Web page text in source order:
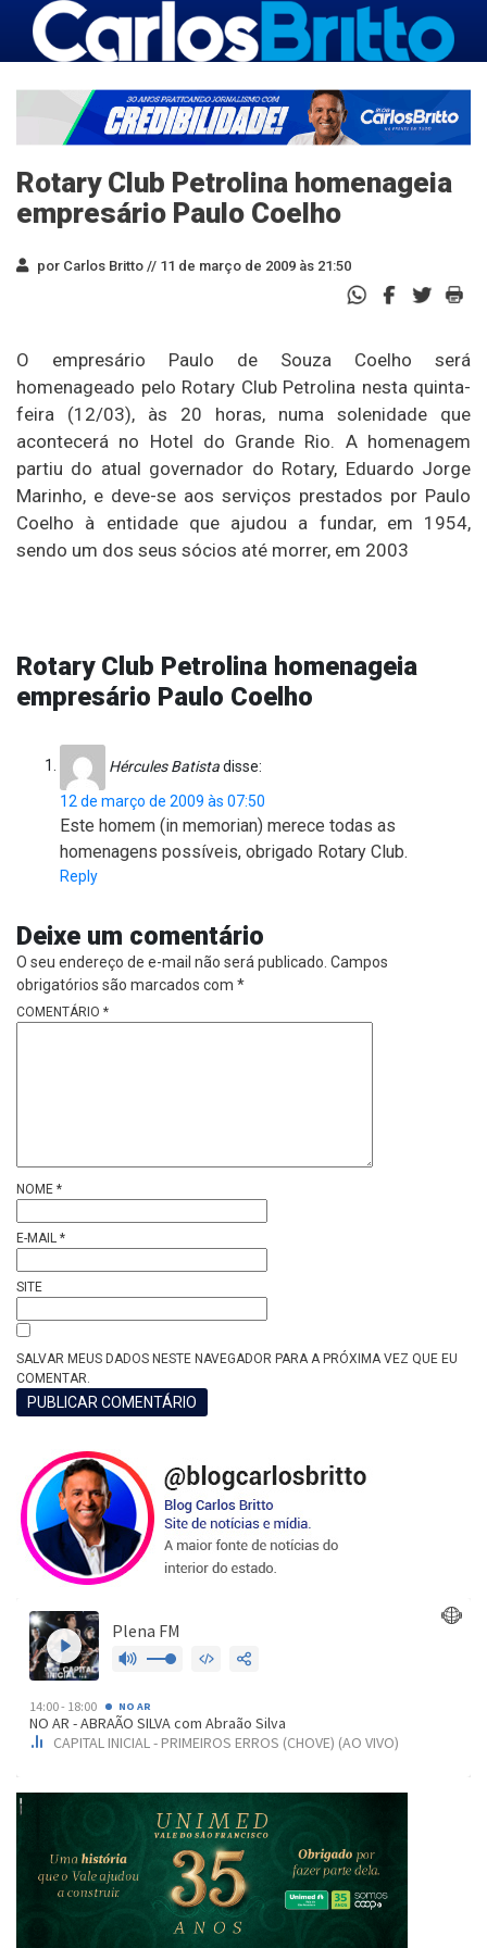
Rotary Club Petrolina homenageia
empresário Paulo Coelho
por Carlos Britto // 11 de março de 2009 às 21:50
O empresário Paulo de Souza Coelho será
homenageado pelo Rotary Club Petrolina nesta quinta-
feira (12/03), às 20 horas, numa solenidade que
acontecerá no Hotel do Grande Rio. A homenagem
partiu do atual governador do Rotary, Eduardo Jorge
Marinho, e deve-se aos serviços prestados por Paulo
Coelho à entidade que ajudou a fundar, em 1954,
sendo um dos seus sócios até morrer, em 2003
Rotary Club Petrolina homenageia
empresário Paulo Coelho
Hércules Batistadisse:
12 de março de 2009 às 07:50
Este homem (in memorian) merece todas as
homenagens possíveis, obrigado Rotary Club.
Reply
Deixe um comentário
O seu endereço de e-mail não será publicado. Campos
obrigatórios são marcados com *
COMENTÁRIO *
NOME *
E-MAIL *
SITE
SALVAR MEUS DADOS NESTE NAVEGADOR PARA A PRÓXIMA VEZ QUE EU
COMENTAR.